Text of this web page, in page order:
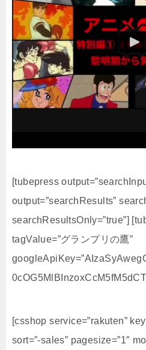
[tubepress
output=”searchResults”
searchResultsOnly=”true”]
tagValue=”グランプリの鷹”
[csshop service=”rakuten”
sort=”-sales” pagesize=”1″